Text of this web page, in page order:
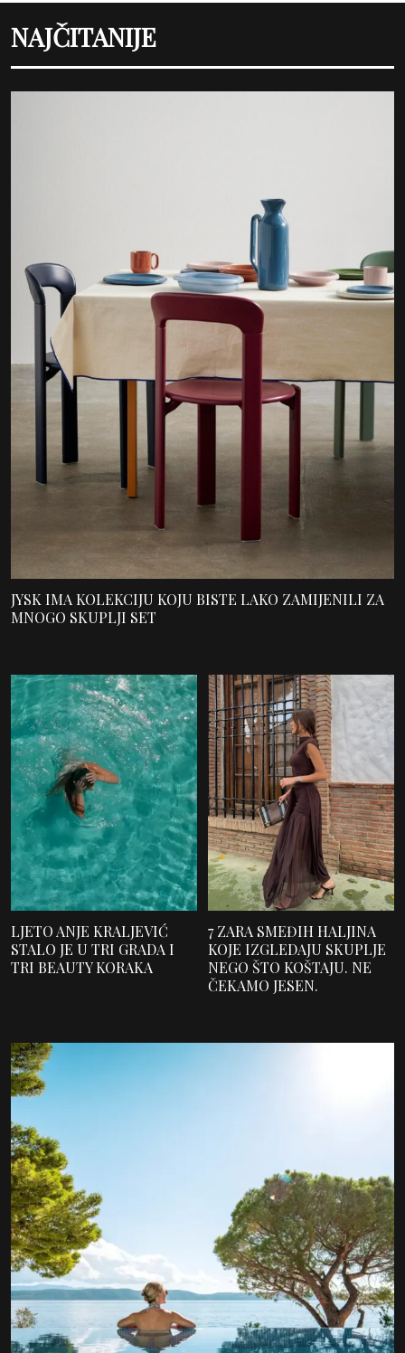
NAJČITANIJE
JYSK IMA KOLEKCIJU KOJU BISTE LAKO ZAMIJENILI ZA
MNOGO SKUPLJI SET
LJETO ANJE KRALJEVIĆ
STALO JE U TRI GRADA I
TRI BEAUTY KORAKA
7 ZARA SMEĐIH HALJINA
KOJE IZGLEDAJU SKUPLJE
NEGO ŠTO KOŠTAJU. NE
ČEKAMO JESEN.